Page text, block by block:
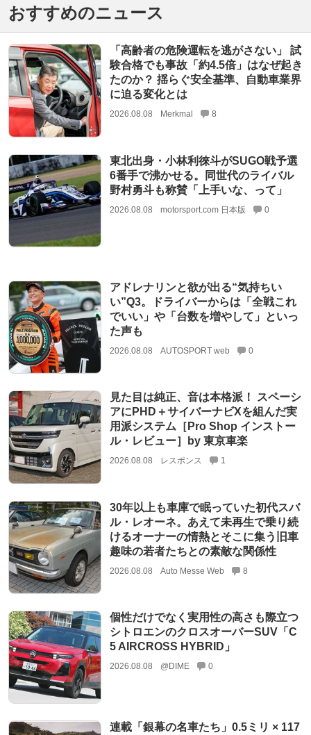
おすすめのニュース
「高齢者の危険運転を逃がさない」 試
験合格でも事故「約4.5倍」はなぜ起き
たのか？ 揺らぐ安全基準、自動車業界
に迫る変化とは
2026.08.08 Merkmal 8
東北出身・小林利徠斗がSUGO戦予選
6番手で沸かせる。同世代のライバル
野村勇斗も称賛「上手いな、って」
2026.08.08 motorsport.com 日本版 0
アドレナリンと欲が出る“気持ちい
い”Q3。ドライバーからは「全戦これ
でいい」や「台数を増やして」といっ
た声も
2026.08.08 AUTOSPORT web 0
見た目は純正、音は本格派！ スペーシ
アにPHD＋サイバーナビXを組んだ実
用派システム［Pro Shop インストー
ル・レビュー］by 東京車楽
2026.08.08 レスポンス 1
30年以上も車庫で眠っていた初代スバ
ル・レオーネ。あえて未再生で乗り続
けるオーナーの情熱とそこに集う旧車
趣味の若者たちとの素敵な関係性
2026.08.08 Auto Messe Web 8
個性だけでなく実用性の高さも際立つ
シトロエンのクロスオーバーSUV「C
5 AIRCROSS HYBRID」
2026.08.08 @DIME 0
連載「銀幕の名車たち」0.5ミリ × 117